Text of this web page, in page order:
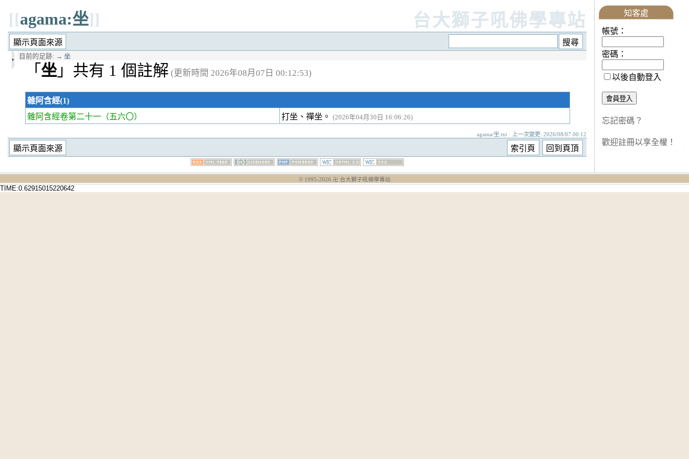
[[agama:坐]] 台大獅子吼佛學專站
目前的足跡: → 坐
「 坐 」共有 1 個註解 (更新時間 2026年08月07日 00:12:53)
雜阿含經(1)
雜阿含經卷第二十一 （五六〇） 打坐、禪坐。 (2026年04月30日 16:06:26)
agama/坐.txt · 上一次變更: 2026/08/07 00:12
知客處
帳號：
密碼：
以後自動登入
忘記密碼？
歡迎註冊以享全權！
© 1995-2026 卍 台大獅子吼佛學專站
TIME:0.62915015220642